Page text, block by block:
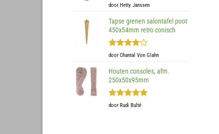
Gewaardeerd
door Hetty Janssen
Tapse grenen salontafel poot
450x54mm retro conisch
Gewaardeerd
door Chantal Von Glahn
Houten consoles, afm.
250x50x95mm
Gewaardeerd
door Rudi Bulté